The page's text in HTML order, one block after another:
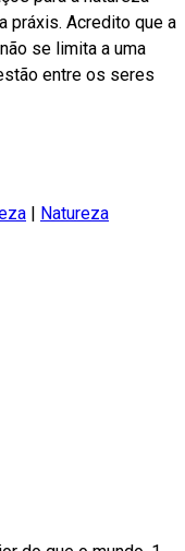
práxis. Acredito que a
se limita a uma
entre os seres
| Natureza